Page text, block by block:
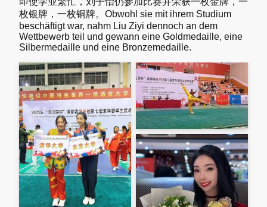
枚银牌，一枚铜牌。Obwohl sie mit ihrem Studium
beschäftigt war, nahm Liu Ziyi dennoch an dem
Wettbewerb teil und gewann eine Goldmedaille, eine
Silbermedaille und eine Bronzemedaille.